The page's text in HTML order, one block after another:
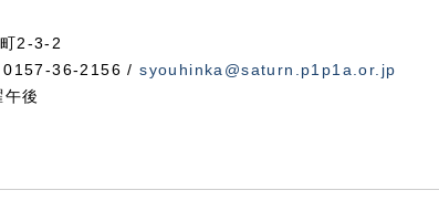
2-3-2
0157-36-2156 /syouhinka@saturn.p1p1a.or.jp
後